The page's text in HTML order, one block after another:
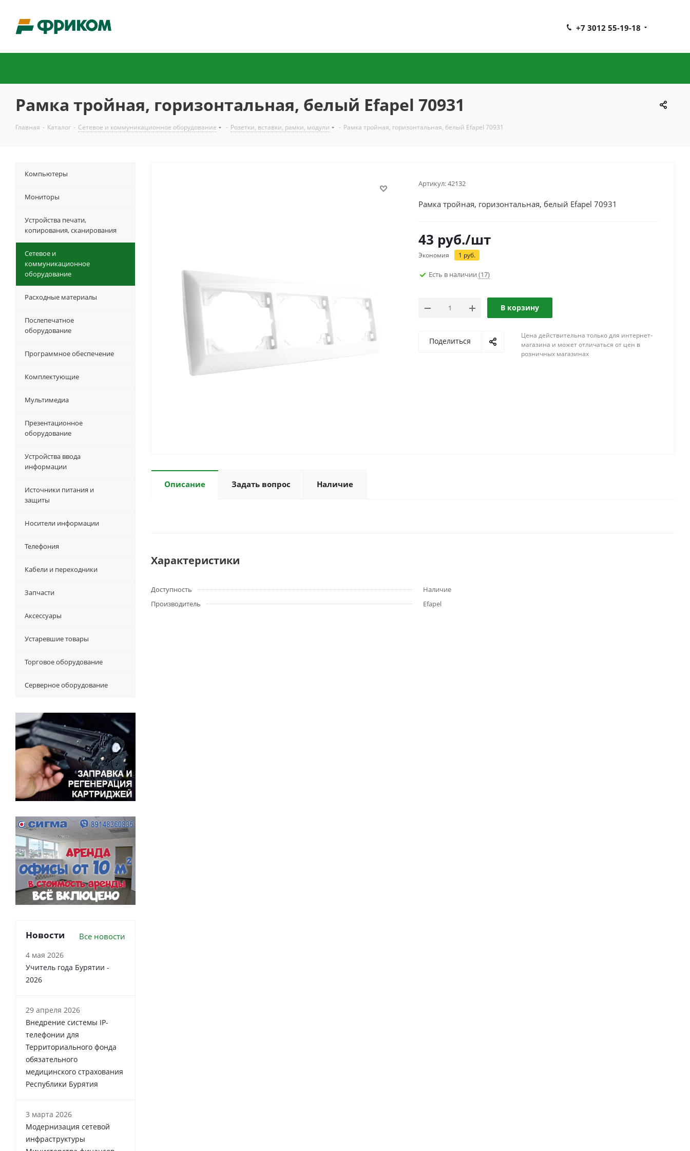
+7 3012 55-19-18
Рамка тройная, горизонтальная, белый Efapel 70931
Главная - Каталог - Сетевое и коммуникационное оборудование - Розетки, вставки, рамки, модули - Рамка тройная, горизонтальная, белый Efapel 70931
Артикул:42132
Рамка тройная, горизонтальная, белый Efapel 70931
43 руб./шт
Экономия 1 руб.
Есть в наличии (17)
В корзину
Поделиться
Цена действительна только для интернет-
магазина и может отличаться от цен в
розничных магазинах
Описание Задать вопрос Наличие
Характеристики
Доступность
Наличие
Производитель
Efapel
Компьютеры
Мониторы
Устройства печати,
копирования, сканирования
Сетевое и
коммуникационное
оборудование
Расходные материалы
Послепечатное
оборудование
Программное обеспечение
Комплектующие
Мультимедиа
Презентационное
оборудование
Устройства ввода
информации
Источники питания и
защиты
Носители информации
Телефония
Кабели и переходники
Запчасти
Аксессуары
Устаревшие товары
Торговое оборудование
Серверное оборудование
Новости Все новости
4 мая 2026
Учитель года Бурятии -
2026
29 апреля 2026
Внедрение системы IP-
телефонии для
Территориального фонда
обязательного
медицинского страхования
Республики Бурятия
3 марта 2026
Модернизация сетевой
инфраструктуры